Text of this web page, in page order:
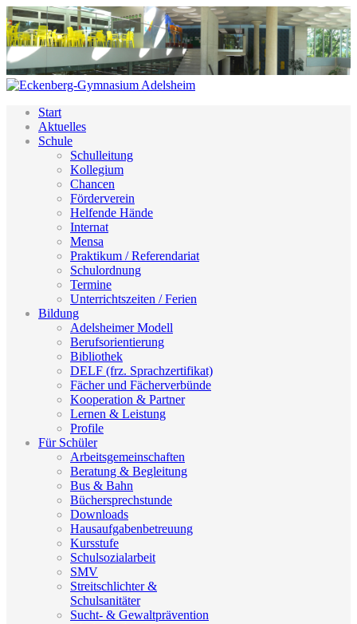
Start
Aktuelles
Schule
Schulleitung
Kollegium
Chancen
Förderverein
Helfende Hände
Internat
Mensa
Praktikum / Referendariat
Schulordnung
Termine
Unterrichtszeiten / Ferien
Bildung
Adelsheimer Modell
Berufsorientierung
Bibliothek
DELF (frz. Sprachzertifikat)
Fächer und Fächerverbünde
Kooperation & Partner
Lernen & Leistung
Profile
Für Schüler
Arbeitsgemeinschaften
Beratung & Begleitung
Bus & Bahn
Büchersprechstunde
Downloads
Hausaufgabenbetreuung
Kursstufe
Schulsozialarbeit
SMV
Streitschlichter &
Schulsanitäter
Sucht- & Gewaltprävention